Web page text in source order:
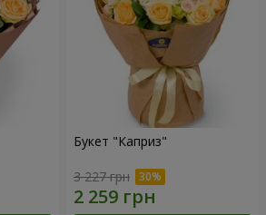
Букет "Каприз"
3 227 грн